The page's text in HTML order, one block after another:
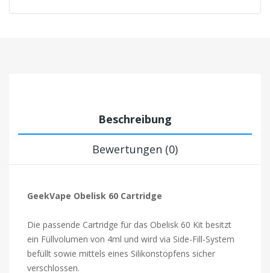
Beschreibung
Bewertungen (0)
GeekVape Obelisk 60 Cartridge
Die passende Cartridge für das Obelisk 60 Kit besitzt
ein Füllvolumen von 4ml und wird via Side-Fill-System
befüllt sowie mittels eines Silikonstopfens sicher
verschlossen.